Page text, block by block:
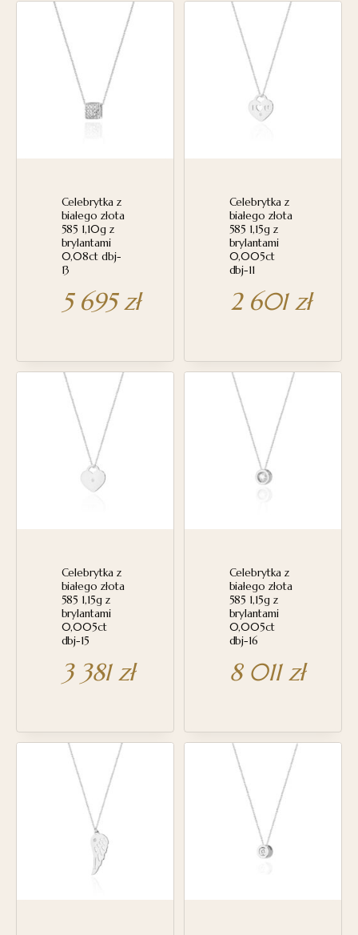
Celebrytka z
białego złota
585 1,10g z
brylantami
0,08ct dbj-
13
5 695zł
Celebrytka z
białego złota
585 1,15g z
brylantami
0,005ct
dbj-11
2 601zł
Celebrytka z
białego złota
585 1,15g z
brylantami
0,005ct
dbj-15
3 381zł
Celebrytka z
białego złota
585 1,15g z
brylantami
0,005ct
dbj-16
8 011zł